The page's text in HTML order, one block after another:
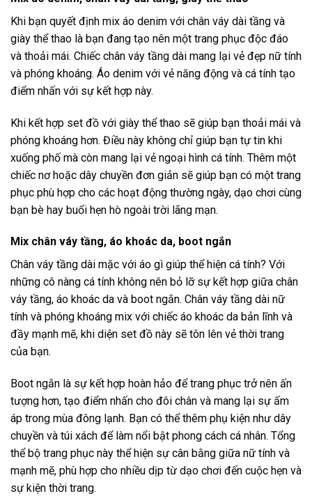
Khi bạn quyết định mix áo denim với chân váy dài tầng và
giày thể thao là bạn đang tạo nên một trang phục độc đáo
và thoải mái. Chiếc chân váy tầng dài mang lại vẻ đẹp nữ tính
và phóng khoáng. Áo denim với vẻ năng động và cá tính tạo
điểm nhấn với sự kết hợp này.
Khi kết hợp set đồ với giày thể thao sẽ giúp bạn thoải mái và
phóng khoáng hơn. Điều này không chỉ giúp bạn tự tin khi
xuống phố mà còn mang lại vẻ ngoại hình cá tính. Thêm một
chiếc nơ hoặc dây chuyền đơn giản sẽ giúp bạn có một trang
phục phù hợp cho các hoạt động thường ngày, dạo chơi cùng
bạn bè hay buổi hẹn hò ngoài trời lãng mạn.
Mix chân váy tầng, áo khoác da, boot ngắn
Chân váy tầng dài mặc với áo gì giúp thể hiện cá tính? Với
những cô nàng cá tính không nên bỏ lỡ sự kết hợp giữa chân
váy tầng, áo khoác da và boot ngắn. Chân váy tầng dài nữ
tính và phóng khoáng mix với chiếc áo khoác da bản lĩnh và
đầy mạnh mẽ, khi diện set đồ này sẽ tôn lên vẻ thời trang
của bạn.
Boot ngắn là sự kết hợp hoàn hảo để trang phục trở nên ấn
tượng hơn, tạo điểm nhấn cho đôi chân và mang lại sự ấm
áp trong mùa đông lạnh. Bạn có thể thêm phụ kiện như dây
chuyền và túi xách để làm nổi bật phong cách cá nhân. Tổng
thể bộ trang phục này thể hiện sự cân bằng giữa nữ tính và
mạnh mẽ, phù hợp cho nhiều dịp từ dạo chơi đến cuộc hẹn và
sự kiện thời trang.